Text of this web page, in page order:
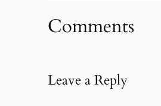
Comments
Leave a Reply